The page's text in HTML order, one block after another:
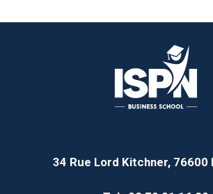
34 Rue Lord Kitchner, 76600